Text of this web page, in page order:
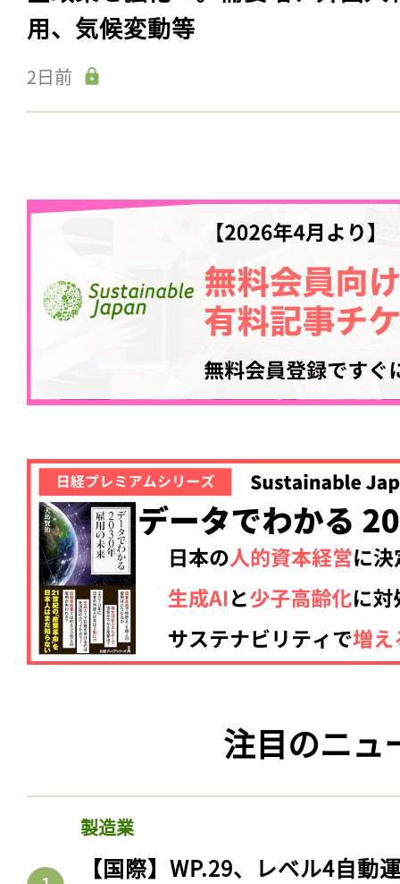
用、気候変動等
2日前
注目のニュ
製造業
【国際】WP.29、レベル4自動
記事をお気に入りに
ログインが必
会員登録